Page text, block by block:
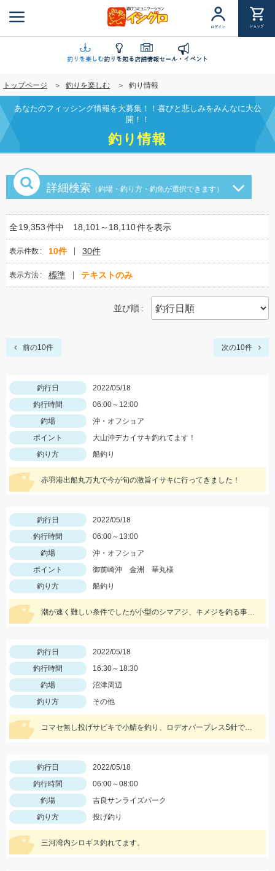
ン
に
移
動
ログイン ショップ
釣りを楽しむ釣りを知る店舗情報セール・イベント
トップページ 釣りを楽しむ 釣り情報
あなたのフィッシング情報を大募集！！喜びと悲しみをみんなに大公
開！！
釣り情報
詳細検索 （釣場・釣り方・釣魚が選択できます）
全19,353件中 18,101～18,110件を表示
表示件数 10件 30件
表示方法 標準 テキストのみ
並び順
前の10件 次の10件
釣行日
2022/05/18
釣行時間
06:00～12:00
釣場
沖・オフショア
ポイント
大山沖デカイサキ釣れてます！
釣り方
船釣り
赤羽港出船丸万丸で今が旬の激旨イサキに行ってきました！
釣行日
2022/05/18
釣行時間
06:00～13:00
釣場
沖・オフショア
ポイント
御前崎沖 金洲 華丸様
釣り方
船釣り
潮が速く難しい条件でしたが小型のシマアジ、キメジを釣る事ができました。
釣行日
2022/05/18
釣行時間
16:30～18:30
釣場
沼津周辺
釣り方
その他
コマセ無し投げサビキで小鯖を釣り、ロデオバーブレスS針で泳がせしてヒラメゲット。
釣行日
2022/05/18
釣行時間
06:00～08:00
釣場
吉良サンライズパーク
釣り方
投げ釣り
三河湾内シロギス釣れてます。